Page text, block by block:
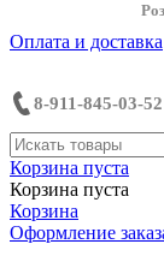
Оплата и доставка
8-911-845-03-52
Корзина пуста
Корзина пуста
Корзина
Оформление